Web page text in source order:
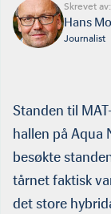
Skrevet av:
Hans
Journalist
Standen til
hallen på Aqua
besøkte
tårnet faktisk
det store